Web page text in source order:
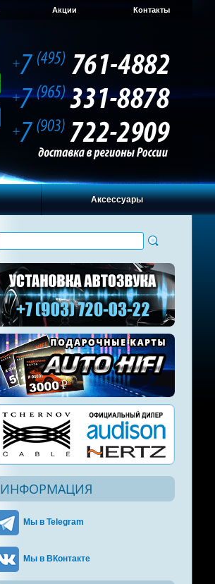
Акции Контакты
Аксессуары
ИНФОРМАЦИЯ
Мы в Telegram
Мы в ВКонтакте